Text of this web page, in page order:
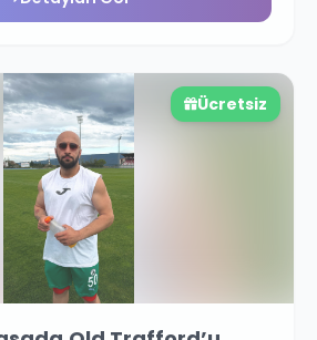
Ücretsiz